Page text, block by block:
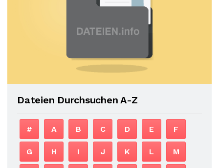
Dateien Durchsuchen A-Z
# A B C D E F
G H I J K L M